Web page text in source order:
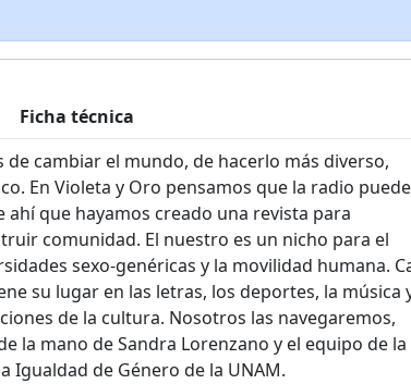
Ficha técnica
de cambiar el mundo, de hacerlo más diverso,
En Violeta y Oro pensamos que la radio puede
ahí que hayamos creado una revista para
comunidad. El nuestro es un nicho para el
sexo-genéricas y la movilidad humana.
su lugar en las letras, los deportes, la música
de la cultura. Nosotros las navegaremos,
la mano de Sandra Lorenzano y el equipo de la
Igualdad de Género de la UNAM.